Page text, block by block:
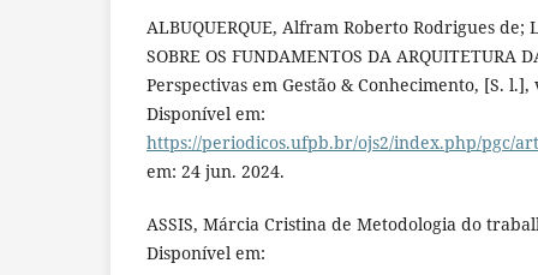
ALBUQUERQUE, Alfram Roberto Rodrigues de;
SOBRE OS FUNDAMENTOS DA ARQUITETURA
Perspectivas em Gestão & Conhecimento, [S. l.],
Disponível em:
https://periodicos.ufpb.br/ojs2/index.php/pgc/
em: 24 jun. 2024.
ASSIS, Márcia Cristina de Metodologia do
Disponível em: